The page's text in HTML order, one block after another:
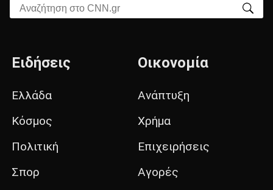
Αναζήτηση στο CNN.gr
Ειδήσεις
Ελλάδα
Κόσμος
Πολιτική
Σπορ
Οικονομία
Ανάπτυξη
Χρήμα
Επιχειρήσεις
Αγορές